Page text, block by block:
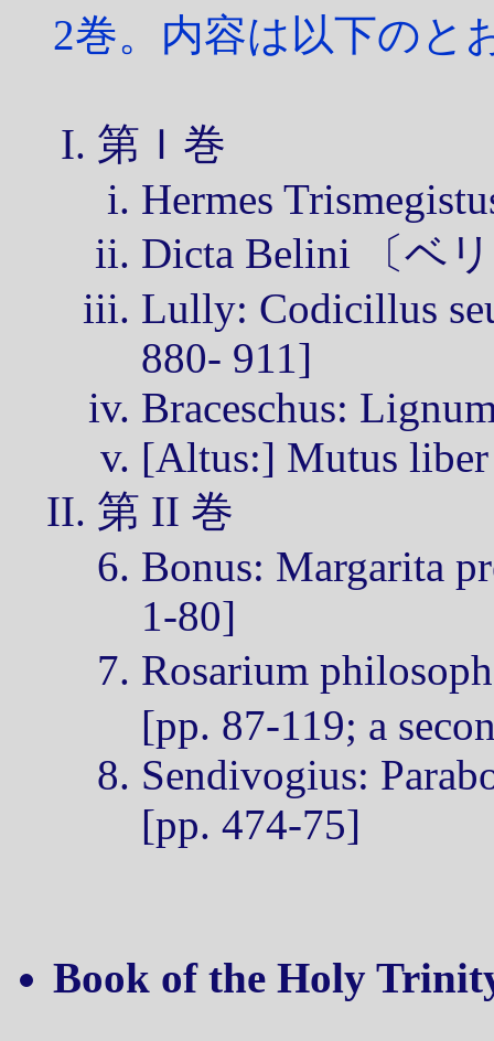
2巻。内容は以下のと
第Ｉ巻
Hermes
Dicta Belini 〔ベ
Lully: Codicillus
880- 911]
Braceschus:
[Altus:] Mutus
第 II 巻
Bonus: Margarita
1-80]
Rosarium
[pp. 87-119; a
Sendivogius:
[pp. 474-75]
Book of the Holy